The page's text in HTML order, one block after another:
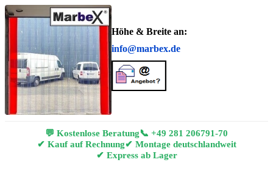
Höhe & Breite an:
info@marbex.de
💬 Kostenlose Beratung📞 +49 281 206791-70
✔ Kauf auf Rechnung✔ Montage deutschlandweit
✔ Express ab Lager